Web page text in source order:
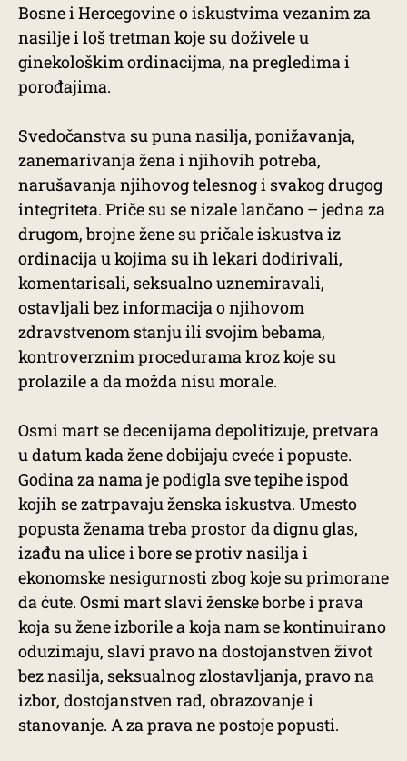
Bosne i Hercegovine o iskustvima vezanim za
nasilje i loš tretman koje su doživele u
ginekološkim ordinacijma, na pregledima i
porođajima.
Svedočanstva su puna nasilja, ponižavanja,
zanemarivanja žena i njihovih potreba,
narušavanja njihovog telesnog i svakog drugog
integriteta. Priče su se nizale lančano – jedna za
drugom, brojne žene su pričale iskustva iz
ordinacija u kojima su ih lekari dodirivali,
komentarisali, seksualno uznemiravali,
ostavljali bez informacija o njihovom
zdravstvenom stanju ili svojim bebama,
kontroverznim procedurama kroz koje su
prolazile a da možda nisu morale.
Osmi mart se decenijama depolitizuje, pretvara
u datum kada žene dobijaju cveće i popuste.
Godina za nama je podigla sve tepihe ispod
kojih se zatrpavaju ženska iskustva. Umesto
popusta ženama treba prostor da dignu glas,
izađu na ulice i bore se protiv nasilja i
ekonomske nesigurnosti zbog koje su primorane
da ćute. Osmi mart slavi ženske borbe i prava
koja su žene izborile a koja nam se kontinuirano
oduzimaju, slavi pravo na dostojanstven život
bez nasilja, seksualnog zlostavljanja, pravo na
izbor, dostojanstven rad, obrazovanje i
stanovanje. A za prava ne postoje popusti.